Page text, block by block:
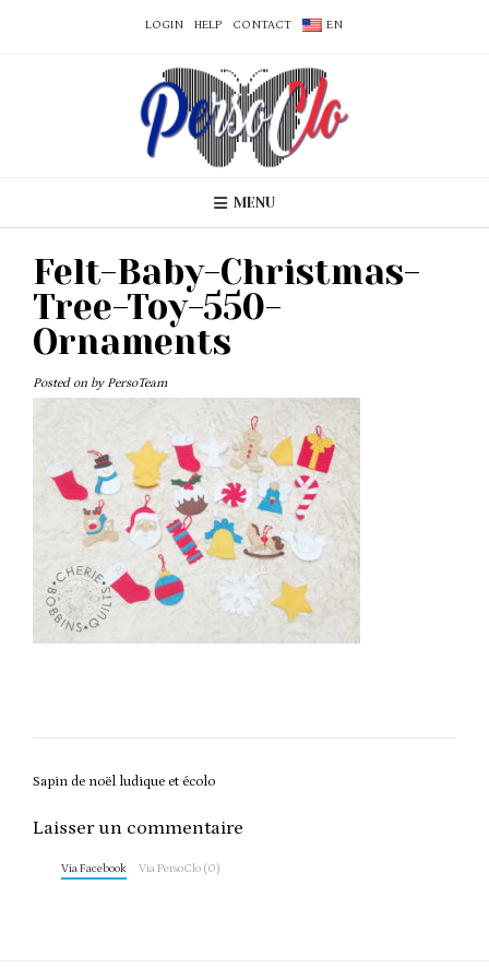
LOGIN HELP CONTACT EN
MENU
Felt-Baby-Christmas-
Tree-Toy-550-
Ornaments
Posted on by PersoTeam
Post
Sapin de noël ludique et écolo
Laisser un commentaire
Via Facebook Via PersoClo (0)